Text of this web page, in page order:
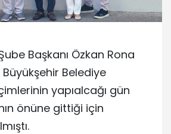
Başkanı Özkan Rona
Belediye
yapıalcağı gün
önüne gittiği için